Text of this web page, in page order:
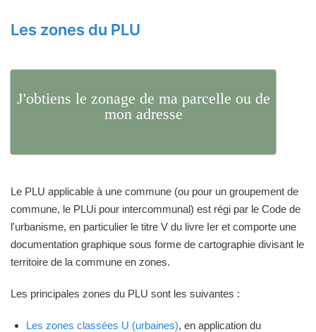
Les zones du PLU
J'obtiens le zonage de ma parcelle ou de
mon adresse
Le PLU applicable à une commune (ou pour un groupement de
commune, le PLUi pour intercommunal) est régi par le Code de
l'urbanisme, en particulier le titre V du livre Ier et comporte une
documentation graphique sous forme de cartographie divisant le
territoire de la commune en zones.
Les principales zones du PLU sont les suivantes :
Les zones classées U (urbaines), en application du